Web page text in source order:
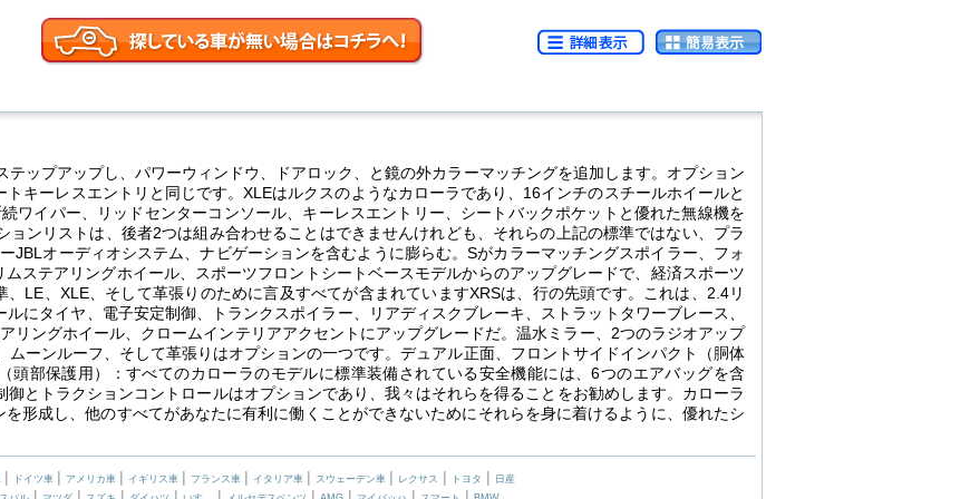
ップアップし、パワーウィンドウ、ドアロック、と鏡の外カラーマッチングを追加します。オプション
キーレスエントリと同じです。XLEはルクスのようなカローラであり、16インチのスチールホイールと
ワイパー、リッドセンターコンソール、キーレスエントリー、シートバックポケットと優れた無線機を
ョンリストは、後者2つは組み合わせることはできませんけれども、それらの上記の標準ではない、プラ
JBLオーディオシステム、ナビゲーションを含むように膨らむ。Sがカラーマッチングスポイラー、フォ
ステアリングホイール、スポーツフロントシートベースモデルからのアップグレードで、経済スポーツ
LE、XLE、そして革張りのために言及すべてが含まれていますXRSは、行の先頭です。これは、2.4リ
にタイヤ、電子安定制御、トランクスポイラー、リアディスクブレーキ、ストラットタワーブレース、
リングホイール、クロームインテリアアクセントにアップグレードだ。温水ミラー、2つのラジオアップ
ーンルーフ、そして革張りはオプションの一つです。デュアル正面、フロントサイドインパクト（胴体
頭部保護用）：すべてのカローラのモデルに標準装備されている安全機能には、6つのエアバッグを含
とトラクションコントロールはオプションであり、我々はそれらを得ることをお勧めします。カローラ
形成し、他のすべてがあなたに有利に働くことができないためにそれらを身に着けるように、優れたシ
| ドイツ車 | アメリカ車 | イギリス車 | フランス車 | イタリア車 | スウェーデン車 | レクサス | トヨタ |
日産